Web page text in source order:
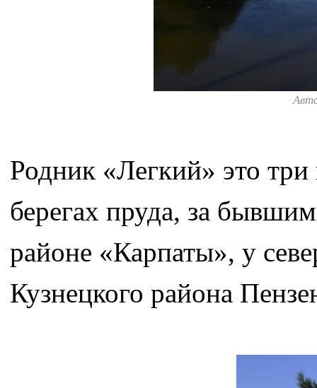
Родник «Легкий» это
берегах пруда, за
районе «Карпаты», у
Кузнецкого района